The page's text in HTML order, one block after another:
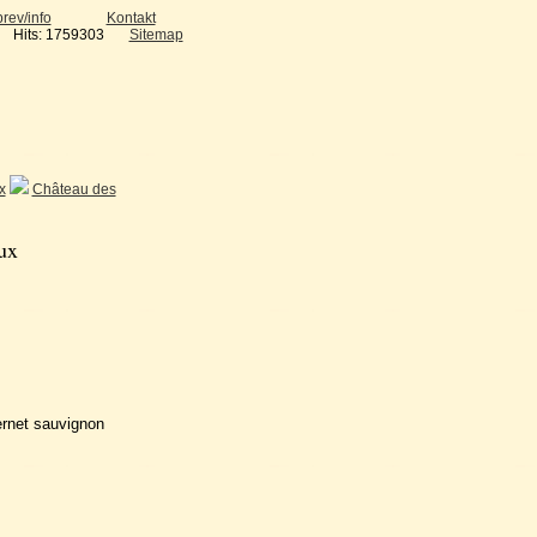
info
Kontakt
Hits: 1759303
Sitemap
Château des
sauvignon